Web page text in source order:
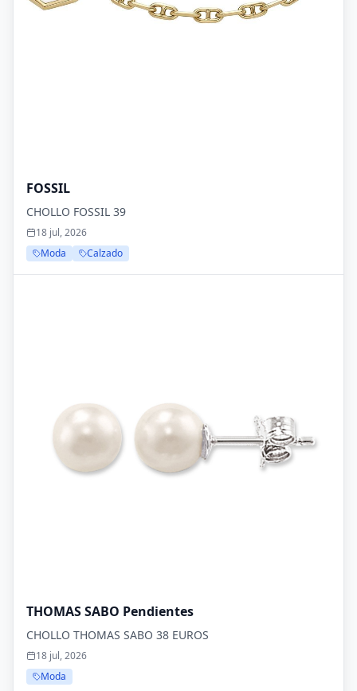
FOSSIL
CHOLLO FOSSIL 39
18 jul, 2026
Moda
Calzado
THOMAS SABO Pendientes
CHOLLO THOMAS SABO 38 EUROS
18 jul, 2026
Moda